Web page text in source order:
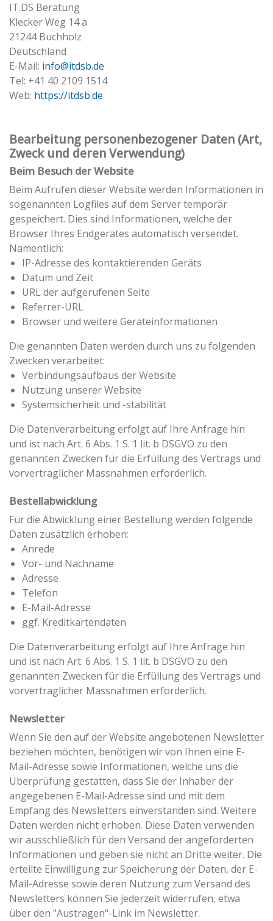
IT.DS Beratung
Klecker Weg 14 a
21244 Buchholz
Deutschland
E-Mail: info@itdsb.de
Tel: +41 40 2109 1514
Web: https://itdsb.de
Bearbeitung personenbezogener Daten (Art,
Zweck und deren Verwendung)
Beim Besuch der Website
Beim Aufrufen dieser Website werden Informationen in
sogenannten Logfiles auf dem Server temporär
gespeichert. Dies sind Informationen, welche der
Browser Ihres Endgerätes automatisch versendet.
Namentlich:
IP-Adresse des kontaktierenden Geräts
Datum und Zeit
URL der aufgerufenen Seite
Referrer-URL
Browser und weitere Geräteinformationen
Die genannten Daten werden durch uns zu folgenden
Zwecken verarbeitet:
Verbindungsaufbaus der Website
Nutzung unserer Website
Systemsicherheit und -stabilität
Die Datenverarbeitung erfolgt auf Ihre Anfrage hin
und ist nach Art. 6 Abs. 1 S. 1 lit. b DSGVO zu den
genannten Zwecken für die Erfüllung des Vertrags und
vorvertraglicher Massnahmen erforderlich.
Bestellabwicklung
Für die Abwicklung einer Bestellung werden folgende
Daten zusätzlich erhoben:
Anrede
Vor- und Nachname
Adresse
Telefon
E-Mail-Adresse
ggf. Kreditkartendaten
Die Datenverarbeitung erfolgt auf Ihre Anfrage hin
und ist nach Art. 6 Abs. 1 S. 1 lit. b DSGVO zu den
genannten Zwecken für die Erfüllung des Vertrags und
vorvertraglicher Massnahmen erforderlich.
Newsletter
Wenn Sie den auf der Website angebotenen Newsletter
beziehen möchten, benötigen wir von Ihnen eine E-
Mail-Adresse sowie Informationen, welche uns die
Überprüfung gestatten, dass Sie der Inhaber der
angegebenen E-Mail-Adresse sind und mit dem
Empfang des Newsletters einverstanden sind. Weitere
Daten werden nicht erhoben. Diese Daten verwenden
wir ausschließlich für den Versand der angeforderten
Informationen und geben sie nicht an Dritte weiter. Die
erteilte Einwilligung zur Speicherung der Daten, der E-
Mail-Adresse sowie deren Nutzung zum Versand des
Newsletters können Sie jederzeit widerrufen, etwa
über den "Austragen"-Link im Newsletter.